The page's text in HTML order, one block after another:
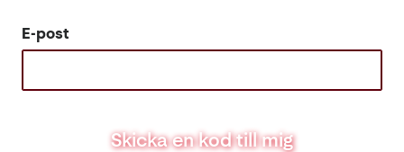
E-post
Skicka en kod till mig